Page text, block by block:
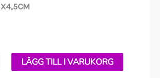
nuvarande
är:
LÄGG TILL I VARUKORG